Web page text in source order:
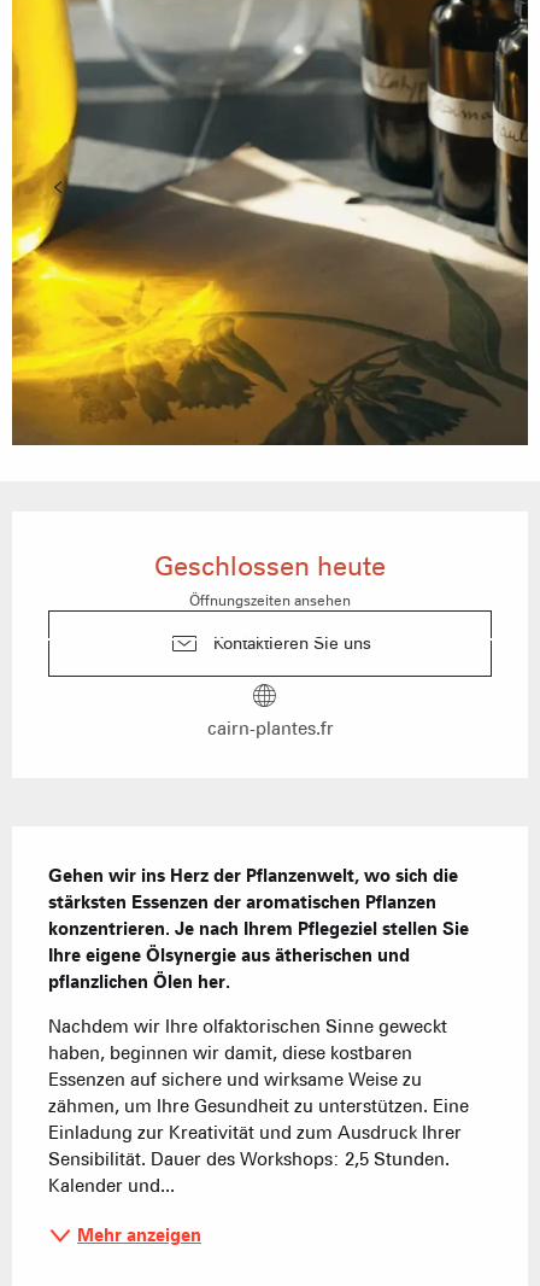
Geschlossen heute
Öffnungszeiten ansehen
Kontaktieren Sie uns
cairn-plantes.fr
Gehen wir ins Herz der Pflanzenwelt, wo sich die
stärksten Essenzen der aromatischen Pflanzen
konzentrieren. Je nach Ihrem Pflegeziel stellen Sie
Ihre eigene Ölsynergie aus ätherischen und
pflanzlichen Ölen her.
Nachdem wir Ihre olfaktorischen Sinne geweckt
haben, beginnen wir damit, diese kostbaren
Essenzen auf sichere und wirksame Weise zu
zähmen, um Ihre Gesundheit zu unterstützen. Eine
Einladung zur Kreativität und zum Ausdruck Ihrer
Sensibilität. Dauer des Workshops: 2,5 Stunden.
Kalender und...
Mehr anzeigen